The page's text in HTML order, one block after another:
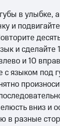
в улыбке,
и
и сделайте
и 10
с языком под
вниз и
в разные